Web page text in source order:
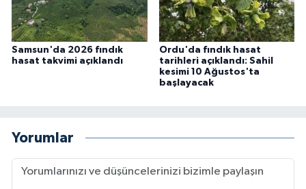
Samsun'da 2026 fındık
hasat takvimi açıklandı
Ordu'da fındık hasat
tarihleri açıklandı: Sahil
kesimi 10 Ağustos'ta
başlayacak
Yorumlar